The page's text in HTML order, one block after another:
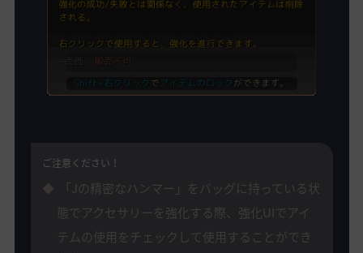
ご注意ください！
「Jの精密なハンマー」をバッグに持っている状
態でアクセサリーを強化する際、強化UIでアイ
テムの使用をチェックして使用することができ